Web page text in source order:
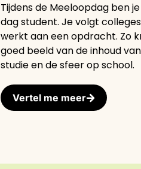
Tijdens de Meeloopdag ben
dag student. Je volgt
werkt aan een opdracht. Zo
goed beeld van de inhoud
studie en de sfeer op school.
Vertel me meer